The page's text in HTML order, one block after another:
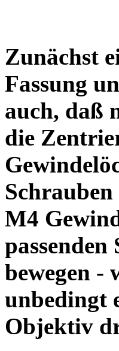
Zunächst
Fassung
auch, daß
die
M4
bewegen -
unbedingt
Objektiv